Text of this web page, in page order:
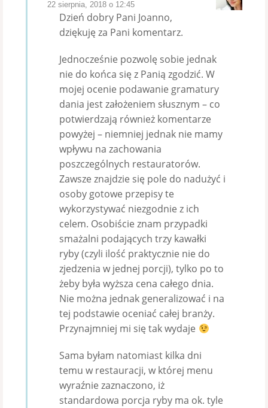
22 sierpnia, 2018 o 12:45
Dzień dobry Pani Joanno,
dziękuję za Pani komentarz.
Jednocześnie pozwolę sobie jednak
nie do końca się z Panią zgodzić. W
mojej ocenie podawanie gramatury
dania jest założeniem słusznym – co
potwierdzają również komentarze
powyżej – niemniej jednak nie mamy
wpływu na zachowania
poszczególnych restauratorów.
Zawsze znajdzie się pole do nadużyć i
osoby gotowe przepisy te
wykorzystywać niezgodnie z ich
celem. Osobiście znam przypadki
smażalni podających trzy kawałki
ryby (czyli ilość praktycznie nie do
zjedzenia w jednej porcji), tylko po to
żeby była wyższa cena całego dnia.
Nie można jednak generalizować i na
tej podstawie oceniać całej branży.
Przynajmniej mi się tak wydaje
Sama byłam natomiast kilka dni
temu w restauracji, w której menu
wyraźnie zaznaczono, iż
standardowa porcja ryby ma ok. tyle